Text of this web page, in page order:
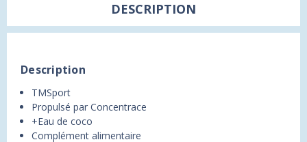
DESCRIPTION
Description
TMSport
Propulsé par Concentrace
+Eau de coco
Complément alimentaire